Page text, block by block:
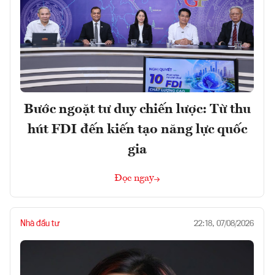
Bước ngoặt tư duy chiến lược: Từ thu
hút FDI đến kiến tạo năng lực quốc
gia
Đọc ngay
Nhà đầu tư 22:18, 07/08/2026